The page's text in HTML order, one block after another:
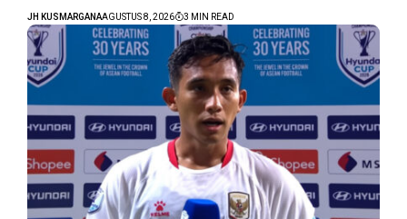
JH KUSMARGANAAGUSTUS 8, 2026 3 MIN READ